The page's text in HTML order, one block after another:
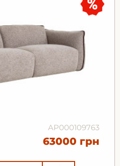
АР000109763
63000 грн